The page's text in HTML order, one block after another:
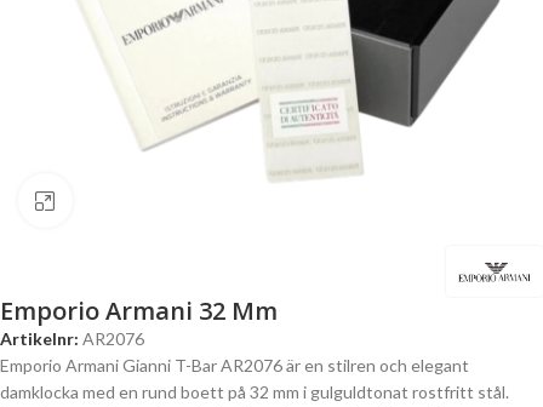
Emporio Armani 32 Mm
Artikelnr: AR2076
Emporio Armani Gianni T-Bar AR2076 är en stilren och elegant
damklocka med en rund boett på 32 mm i gulguldtonat rostfritt stål.